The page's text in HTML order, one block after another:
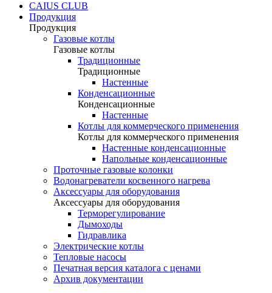
CAIUS CLUB
Продукция
Продукция
Газовые котлы
Газовые котлы
Традиционные
Традиционные
Настенные
Конденсационные
Конденсационные
Настенные
Котлы для коммерческого применения
Котлы для коммерческого применения
Настенные конденсационные
Напольные конденсационные
Проточные газовые колонки
Водонагреватели косвенного нагрева
Аксессуары для оборудования
Аксессуары для оборудования
Терморегулирование
Дымоходы
Гидравлика
Электрические котлы
Тепловые насосы
Печатная версия каталога с ценами
Архив документации